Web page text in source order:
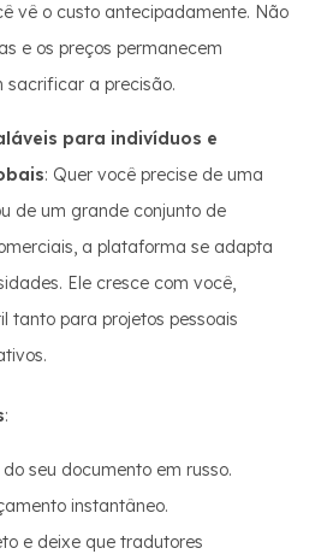
vê o custo antecipadamente. Não
e os preços permanecem
sacrificar a precisão.
para indivíduos e
: Quer você precise de uma
de um grande conjunto de
a plataforma se adapta
Ele cresce com você,
tanto para projetos pessoais
:
seu documento em russo.
instantâneo.
e deixe que tradutores